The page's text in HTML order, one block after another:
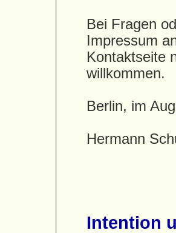
Bei Fragen
Impressum
Kontaktseite
willkommen.
Berlin, im
Hermann
Intention